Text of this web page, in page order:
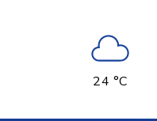
24 °C